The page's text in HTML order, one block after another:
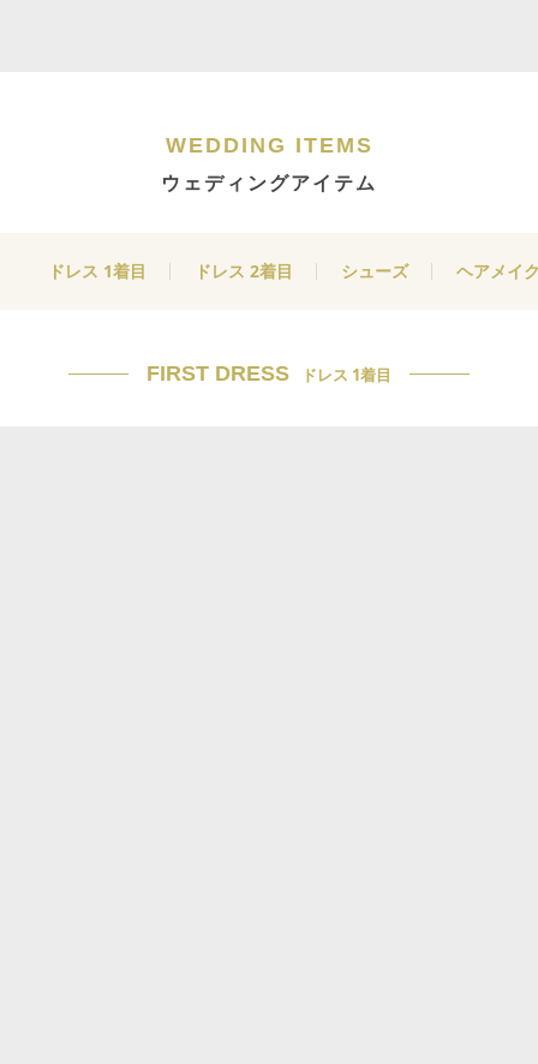
WEDDING ITEMS
ウェディングアイテム
ドレス 1着目 ドレス 2着目 シューズ ヘアメイ
FIRST DRESS ドレス 1着目